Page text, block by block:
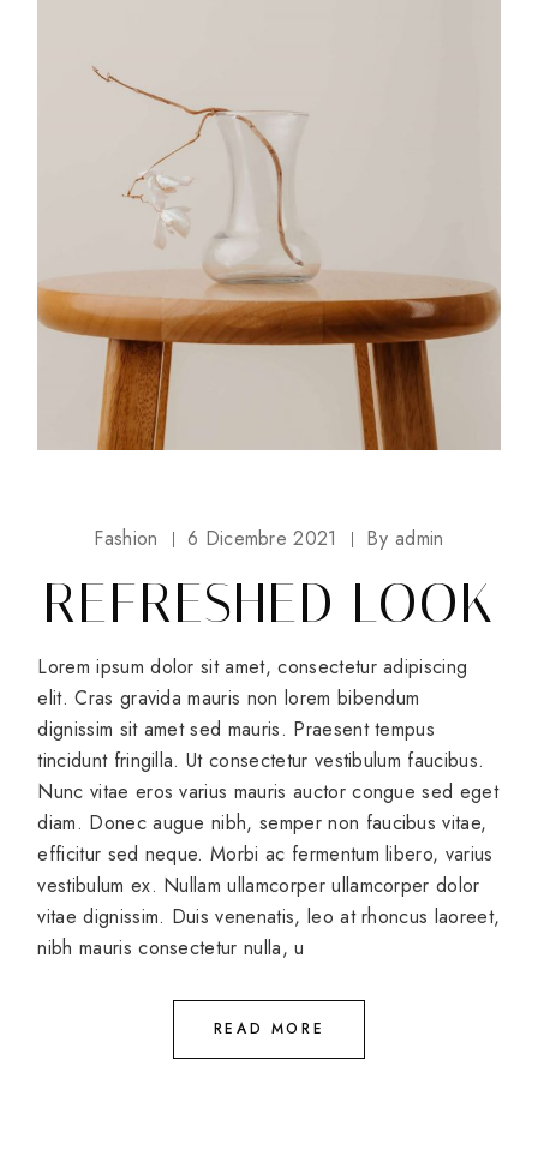
Fashion 6 Dicembre 2021 By admin
REFRESHED LOOK
Lorem ipsum dolor sit amet, consectetur adipiscing
elit. Cras gravida mauris non lorem bibendum
dignissim sit amet sed mauris. Praesent tempus
tincidunt fringilla. Ut consectetur vestibulum faucibus.
Nunc vitae eros varius mauris auctor congue sed eget
diam. Donec augue nibh, semper non faucibus vitae,
efficitur sed neque. Morbi ac fermentum libero, varius
vestibulum ex. Nullam ullamcorper ullamcorper dolor
vitae dignissim. Duis venenatis, leo at rhoncus laoreet,
nibh mauris consectetur nulla, u
READ MORE